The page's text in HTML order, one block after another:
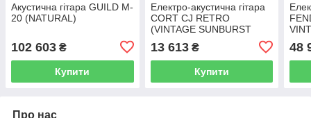
Акустична гітара GUILD M-
20 (NATURAL)
102 603 ₴
Купити
Електро-акустична гітара
CORT CJ RETRO
(VINTAGE SUNBURST
13 613₴
Купити
48
Про нас